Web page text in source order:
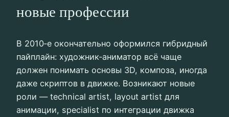
новые профессии
В 2010‑е окончательно оформился гибридный
пайплайн: художник‑аниматор всё чаще
должен понимать основы 3D, композа, иногда
даже скриптов в движке. Возникают новые
роли — technical artist, layout artist для
анимации, specialist по интеграции движка